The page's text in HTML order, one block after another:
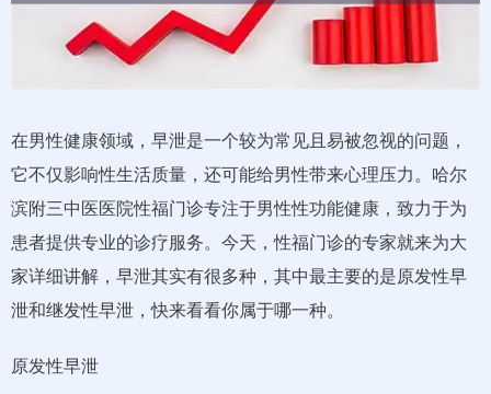
在男性健康领域，早泄是一个较为常见且易被忽视的问题，
它不仅影响性生活质量，还可能给男性带来心理压力。哈尔
滨附三中医医院性福门诊专注于男性性功能健康，致力于为
患者提供专业的诊疗服务。今天，性福门诊的专家就来为大
家详细讲解，早泄其实有很多种，其中最主要的是原发性早
泄和继发性早泄，快来看看你属于哪一种。
原发性早泄